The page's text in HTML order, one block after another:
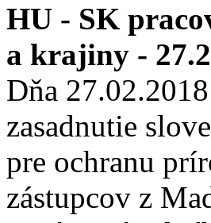
HU - SK
a krajiny -
Dňa
zasadnutie
pre ochranu
zástupcov z